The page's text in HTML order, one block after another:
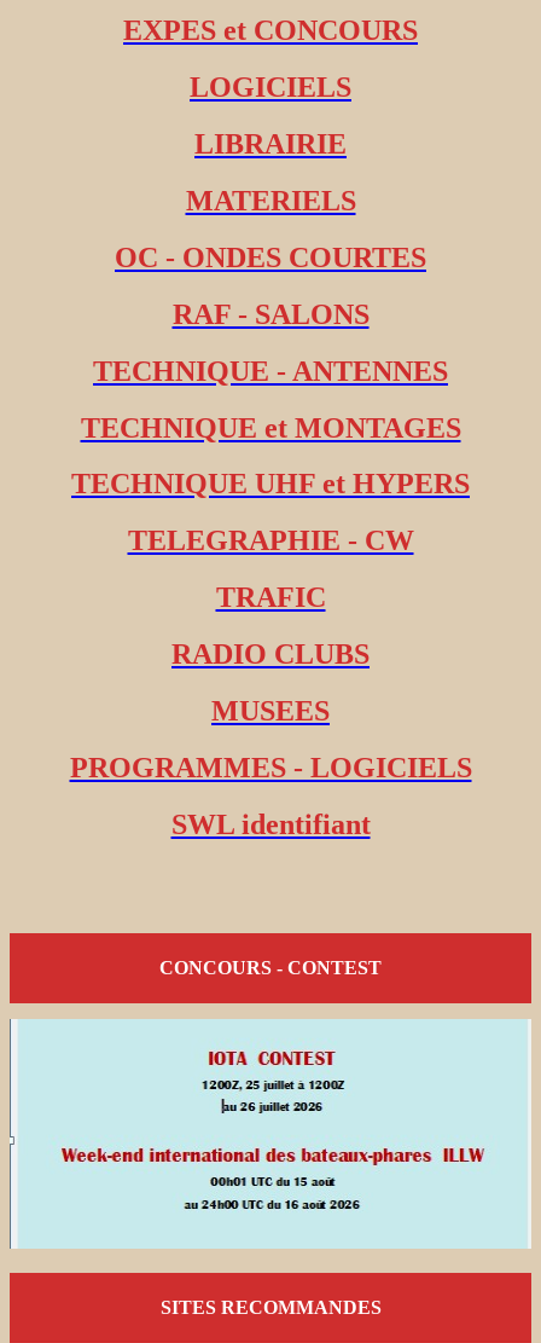
EXPES et CONCOURS
LOGICIELS
LIBRAIRIE
MATERIELS
OC - ONDES COURTES
RAF - SALONS
TECHNIQUE - ANTENNES
TECHNIQUE et MONTAGES
TECHNIQUE UHF et HYPERS
TELEGRAPHIE - CW
TRAFIC
RADIO CLUBS
MUSEES
PROGRAMMES - LOGICIELS
SWL identifiant
CONCOURS - CONTEST
SITES RECOMMANDES